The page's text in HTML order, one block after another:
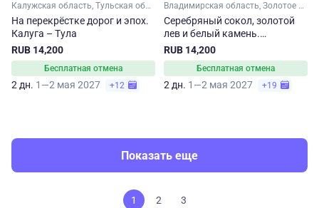
Калужская область, Тульская область
На перекрёстке дорог и эпох.
Калуга – Тула
RUB 14,200
Бесплатная отмена
2 дн. 1—2 мая 2027 +12
Владимирская область, Золотое кольцо, Малое Золотое кольцо
Серебряный сокол, золотой
лев и белый камень.
Владимир – Суздаль – Муром
RUB 14,200
Бесплатная отмена
2 дн. 1—2 мая 2027 +19
Показать еще
1 2 3